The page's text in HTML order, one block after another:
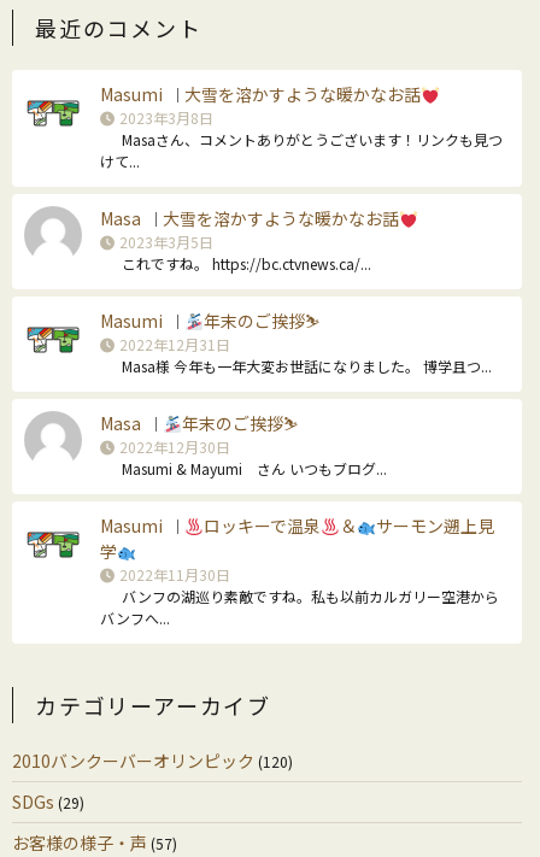
最近のコメント
Masumi 大雪を溶かすような暖かなお話
2023年3月8日
Masaさん、コメントありがとうございます！リンクも見つ
けて...
Masa 大雪を溶かすような暖かなお話
2023年3月5日
これですね。 https://bc.ctvnews.ca/...
Masumi 年末のご挨拶⛷
2022年12月31日
Masa様 今年も一年大変お世話になりました。 博学且つ...
Masa 年末のご挨拶⛷
2022年12月30日
Masumi & Mayumi さん いつもブログ...
Masumi ロッキーで温泉 ＆
サーモン遡上見
学
2022年11月30日
バンフの湖巡り素敵ですね。私も以前カルガリー空港から
バンフへ...
カテゴリーアーカイブ
2010バンクーバーオリンピック (120)
SDGs (29)
お客様の様子・声 (57)